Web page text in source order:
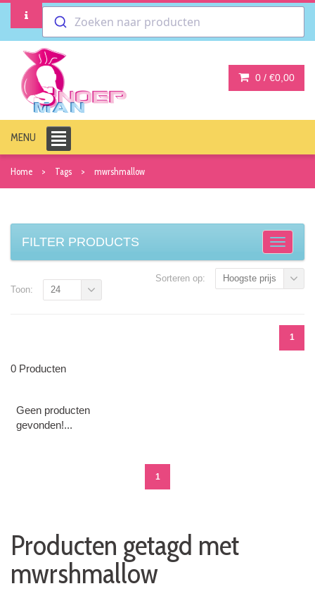
Zoeken naar producten
0 / €0,00
MENU
Home Tags mwrshmallow
FILTER PRODUCTS
Sorteren op: Hoogste prijs
1
Toon: 24
0 Producten
Geen producten
gevonden!...
1
Producten getagd met
mwrshmallow